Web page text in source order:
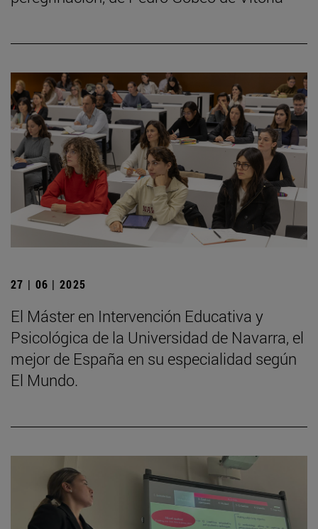
27 | 06 | 2025
El Máster en Intervención Educativa y
Psicológica de la Universidad de Navarra, el
mejor de España en su especialidad según
El Mundo.